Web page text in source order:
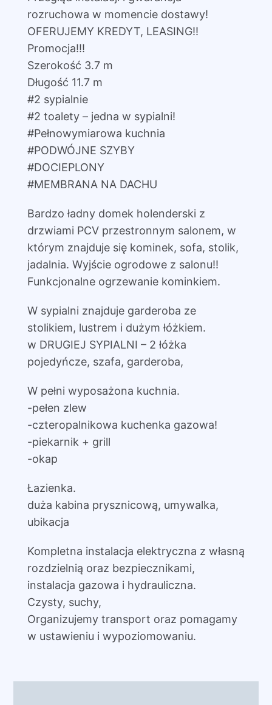
rozruchowa w momencie dostawy!
OFERUJEMY KREDYT, LEASING!!
Promocja!!!
Szerokość 3.7 m
Długość 11.7 m
#2 sypialnie
#2 toalety – jedna w sypialni!
#Pełnowymiarowa kuchnia
#PODWÓJNE SZYBY
#DOCIEPLONY
#MEMBRANA NA DACHU
Bardzo ładny domek holenderski z
drzwiami PCV przestronnym salonem, w
którym znajduje się kominek, sofa, stolik,
jadalnia. Wyjście ogrodowe z salonu!!
Funkcjonalne ogrzewanie kominkiem.
W sypialni znajduje garderoba ze
stolikiem, lustrem i dużym łóżkiem.
w DRUGIEJ SYPIALNI – 2 łóżka
pojedyńcze, szafa, garderoba,
W pełni wyposażona kuchnia.
-pełen zlew
-czteropalnikowa kuchenka gazowa!
-piekarnik + grill
-okap
Łazienka.
duża kabina prysznicową, umywalka,
ubikacja
Kompletna instalacja elektryczna z własną
rozdzielnią oraz bezpiecznikami,
instalacja gazowa i hydrauliczna.
Czysty, suchy,
Organizujemy transport oraz pomagamy
w ustawieniu i wypoziomowaniu.